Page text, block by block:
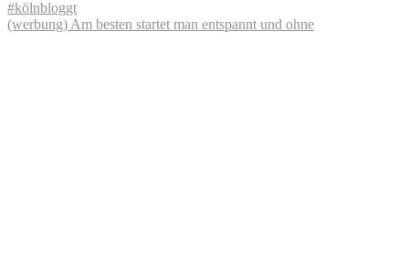
(werbung) Am besten startet man entspannt und ohne